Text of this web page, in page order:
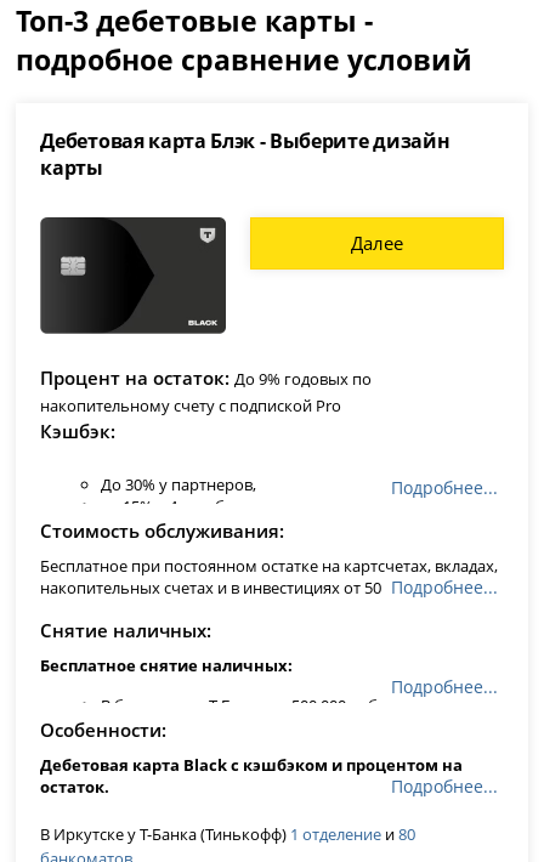
Топ-3 дебетовые карты -
подробное сравнение условий
Дебетовая карта Блэк - Выберите дизайн
карты
Процент на остаток До 9% годовых по
накопительному счету с подпиской Pro
Кэшбэк
До 30% у партнеров,
до 15% в 4-х выбранных местах и категориях,
1% за любые покупки от 100 рублей.
Другие категории с повышенным кэшбэком до 15%
меняются каждый месяц: от фастфуда и ресторанов до аптек
и топлива.Кэшбэк рублями, а не бонусами!
Подробнее...
Стоимость обслуживания
Бесплатное при постоянном остатке на картсчетах, вкладах,
накопительных счетах и в инвестициях от 50 000 руб., или на
Подробнее...
Снятие наличных
Бесплатное снятие наличных:
В банкоматах Т-Банка до 500 000 рублей в месяц
В любых других банкоматах по всему миру от 3000
Подробнее...
Особенности
Дебетовая карта Black с кэшбэком и процентом на
остаток.
Виртуальная карта моментально - пополнять и
совершать переводы в онлайн-банке и мобильном
Подробнее...
В Иркутске у Т-Банка (Тинькофф) 1 отделение и80
Далее